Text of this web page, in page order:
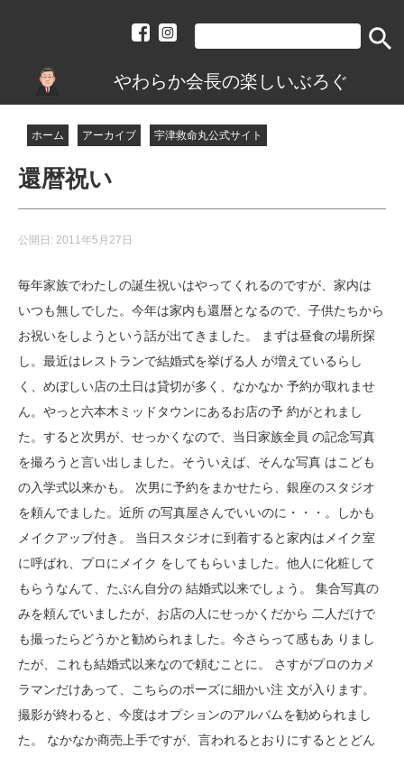
search
やわらか会長の楽しいぶろぐ
ホーム アーカイブ 宇津救命丸公式サイト
還暦祝い
公開日: 2011年5月27日
毎年家族でわたしの誕生祝いはやってくれるのですが、家内は
いつも無しでした。今年は家内も還暦となるので、子供たちから
お祝いをしようという話が出てきました。 まずは昼食の場所探
し。最近はレストランで結婚式を挙げる人 が増えているらし
く、めぼしい店の土日は貸切が多く、なかなか 予約が取れませ
ん。やっと六本木ミッドタウンにあるお店の予 約がとれまし
た。すると次男が、せっかくなので、当日家族全員 の記念写真
を撮ろうと言い出しました。そういえば、そんな写真 はこども
の入学式以来かも。 次男に予約をまかせたら、銀座のスタジオ
を頼んでました。近所 の写真屋さんでいいのに・・・。しかも
メイクアップ付き。 当日スタジオに到着すると家内はメイク室
に呼ばれ、プロにメイク をしてもらいました。他人に化粧して
もらうなんて、たぶん自分の 結婚式以来でしょう。 集合写真の
みを頼んでいましたが、お店の人にせっかくだから 二人だけで
も撮ったらどうかと勧められました。今さらって感もあ りまし
たが、これも結婚式以来なので頼むことに。 さすがプロのカメ
ラマンだけあって、こちらのポーズに細かい注 文が入ります。
撮影が終わると、今度はオプションのアルバムを勧められまし
た。 なかなか商売上手ですが、言われるとおりにするととどん